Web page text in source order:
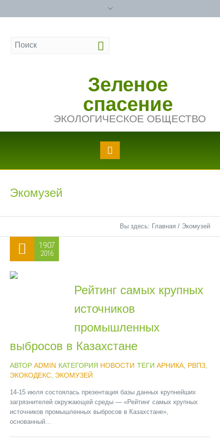
Зеленое
спасение
ЭКОЛОГИЧЕСКОЕ ОБЩЕСТВО
Экомузей
Вы здесь: Главная / Экомузей
19.07
2016
Рейтинг самых крупных
источников
промышленных
выбросов в Казахстане
АВТОР ADMIN КАТЕГОРИЯ НОВОСТИ ТЕГИ АРНИКА РВПЗ
ЭКОКОДЕКС ЭКОМУЗЕЙ
14-15 июля состоялась презентация базы данных крупнейших
загрязнителей окружающей среды — «Рейтинг самых крупных
источников промышленных выбросов в Казахстане»,
основанный...